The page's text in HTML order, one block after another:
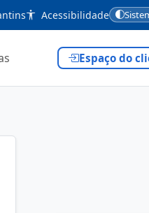
Acessibilidade
Espaço do